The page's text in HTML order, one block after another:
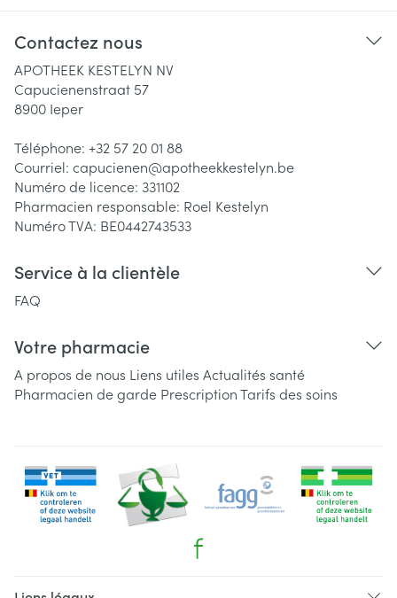
Contactez nous
APOTHEEK KESTELYN NV
Capucienenstraat 57
8900 Ieper
Téléphone: +32 57 20 01 88
Courriel: capucienen@apotheekkestelyn.be
Numéro de licence: 331102
Pharmacien responsable: Roel Kestelyn
Numéro TVA: BE0442743533
Service à la clientèle
FAQ
Votre pharmacie
A propos de nous Liens utiles Actualités santé
Pharmacien de garde PrescriptionTarifs des soins